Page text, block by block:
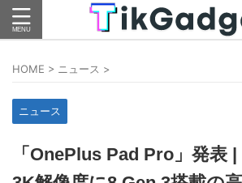
HOME > ニュース >
ニュース
「OnePlus Pad Pro」発表